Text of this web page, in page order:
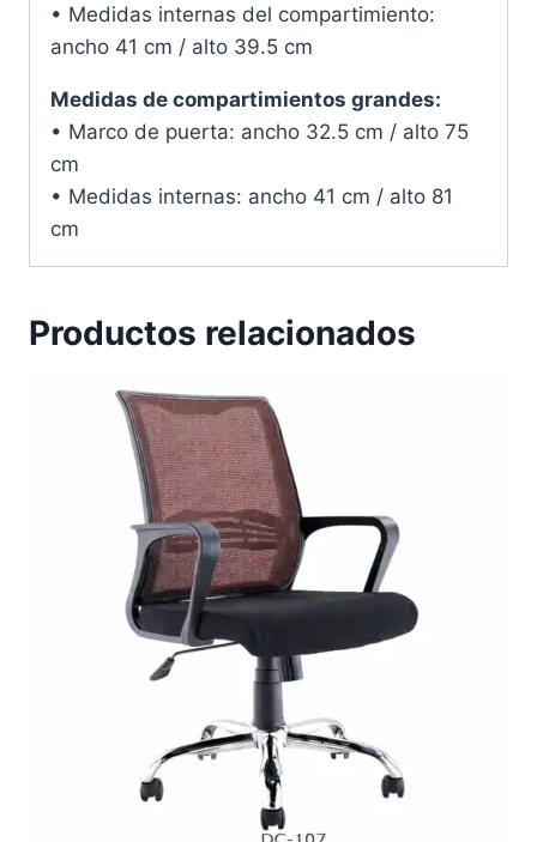
• Medidas internas del compartimiento:
ancho 41 cm / alto 39.5 cm
Medidas de compartimientos grandes:
• Marco de puerta: ancho 32.5 cm / alto 75
cm
• Medidas internas: ancho 41 cm / alto 81
cm
Productos relacionados